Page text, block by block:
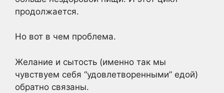
продолжается.
Но вот в чем проблема.
Желание и сытость (именно так мы
чувствуем себя “удовлетворенными” едой)
обратно связаны.